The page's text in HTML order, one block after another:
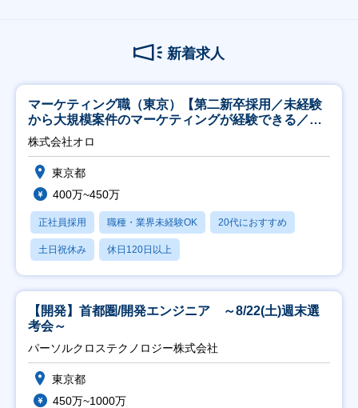
新着求人
マーケティング職（東京）【第二新卒採用／未経験
から大規模案件のマーケティングが経験できる／研
修充実】
株式会社オロ
東京都
400万~450万
正社員採用 職種・業界未経験OK 20代におすすめ
土日祝休み 休日120日以上
【開発】首都圏/開発エンジニア ～8/22(土)週末選
考会～
パーソルクロステクノロジー株式会社
東京都
450万~1000万